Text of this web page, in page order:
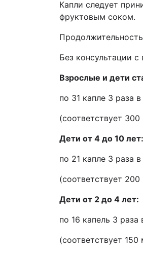
Капли следует
фруктовым соком.
Без консультации
Взрослые и дети
по 31 капле 3 раза
(соответствует
Дети от 4 до 10 лет:
по 21 капле 3 раза
(соответствует
Дети от 2 до 4 лет:
по 16 капель 3 раза
(соответствует 150